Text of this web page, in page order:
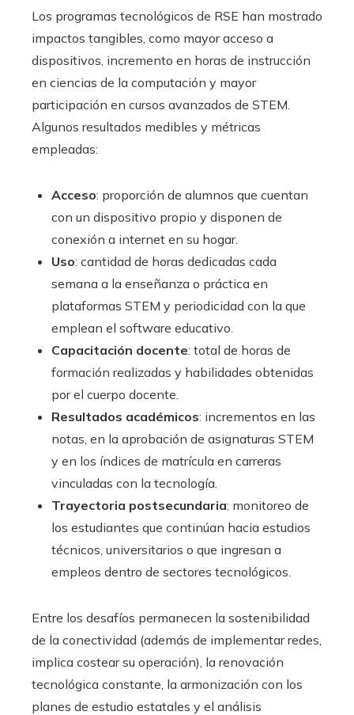
Los programas tecnológicos de RSE han mostrado
impactos tangibles, como mayor acceso a
dispositivos, incremento en horas de instrucción
en ciencias de la computación y mayor
participación en cursos avanzados de STEM.
Algunos resultados medibles y métricas
empleadas:
Acceso: proporción de alumnos que cuentan
con un dispositivo propio y disponen de
conexión a internet en su hogar.
Uso: cantidad de horas dedicadas cada
semana a la enseñanza o práctica en
plataformas STEM y periodicidad con la que
emplean el software educativo.
Capacitación docente: total de horas de
formación realizadas y habilidades obtenidas
por el cuerpo docente.
Resultados académicos: incrementos en las
notas, en la aprobación de asignaturas STEM
y en los índices de matrícula en carreras
vinculadas con la tecnología.
Trayectoria postsecundaria: monitoreo de
los estudiantes que continúan hacia estudios
técnicos, universitarios o que ingresan a
empleos dentro de sectores tecnológicos.
Entre los desafíos permanecen la sostenibilidad
de la conectividad (además de implementar redes,
implica costear su operación), la renovación
tecnológica constante, la armonización con los
planes de estudio estatales y el análisis